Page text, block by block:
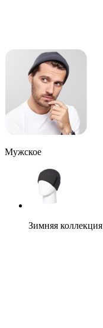
Мужское
Зимняя коллекция